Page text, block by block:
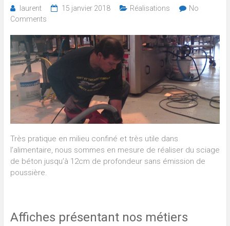
laurent 15 janvier 2018 Réalisations
No
Comments
Très pratique en milieu confiné et très utile dans
l’alimentaire, nous sommes en mesure de réaliser du sciage
de béton jusqu’à 12cm de profondeur sans émission de
poussière.
Affiches présentant nos métiers